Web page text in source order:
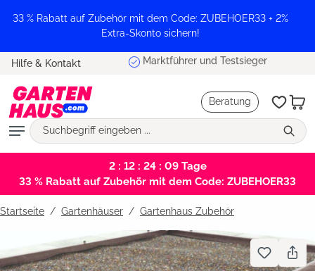
springen
33 % Rabatt auf Zubehör mit dem Code: ZUBEHOER33 + 2%
Extra-Skonto sichern!
Hilfe & Kontakt Marktführer und Testsieger
Beratung
2 : 12 : 24 : 09Tage
33 % Rabatt auf Zubehör mit dem Code: ZUBEHOER33
Startseite Gartenhäuser / Gartenhaus Zubehör
Bildergalerie überspringen